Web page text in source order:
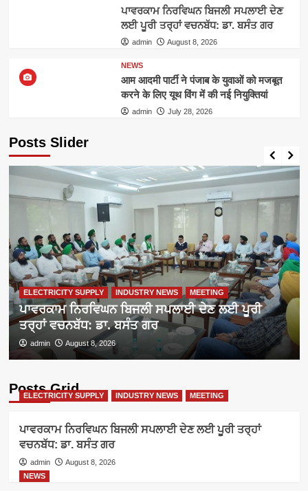
ਪਾਵਰਕਾਮ ਨਿਰਵਿਘਨ ਬਿਜਲੀ ਸਪਲਾਈ ਦੇਣ
ਲਈ ਪੂਰੀ ਤਰ੍ਹਾਂ ਵਚਨਬੱਧ: ਡਾ. ਬਸੰਤ ਗਰ
admin August 8, 2026
NEWS
आम आदमी पार्टी ने पंजाब के युवाओं को मजबूत
करने के लिए यूथ विंग में की नई नियुक्तियां
admin July 28, 2026
Posts Slider
ELECTRICITY SUPPLY INDUSTRY NEWS MEETING
ਪਾਵਰਕਾਮ ਨਿਰਵਿਘਨ ਬਿਜਲੀ ਸਪਲਾਈ ਦੇਣ ਲਈ ਪੂਰੀ
ਤਰ੍ਹਾਂ ਵਚਨਬੱਧ: ਡਾ. ਬਸੰਤ ਗਰ
admin August 8, 2026
Posts Grid
ELECTRICITY SUPPLY INDUSTRY NEWS MEETING
ਪਾਵਰਕਾਮ ਨਿਰਵਿਘਨ ਬਿਜਲੀ ਸਪਲਾਈ ਦੇਣ ਲਈ ਪੂਰੀ ਤਰ੍ਹਾਂ
ਵਚਨਬੱਧ: ਡਾ. ਬਸੰਤ ਗਰ
admin
August 8, 2026
NEWS